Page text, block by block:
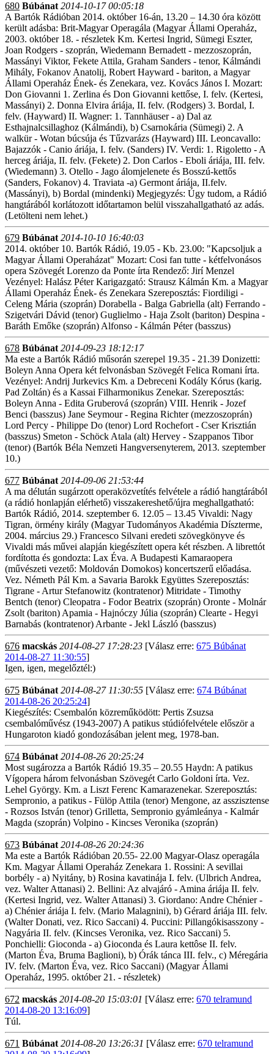
680 Búbánat 2014-10-17 00:05:18
A Bartók Rádióban 2014. október 16-án, 13.20 – 14.30 óra között
került adásba: Brit-Magyar Operagála (Magyar Állami Operaház,
2003. október 18. - részletek Km. Kertesi Ingrid, Sümegi Eszter,
Joan Rodgers - szoprán, Wiedemann Bernadett - mezzoszoprán,
Massányi Viktor, Fekete Attila, Graham Sanders - tenor, Kálmándi
Mihály, Fokanov Anatolij, Robert Hayward - bariton, a Magyar
Állami Operaház Ének- és Zenekara, vez. Kovács János I. Mozart:
Don Giovanni 1. Zerlina és Don Giovanni kettőse, I. felv. (Kertesi,
Massányi) 2. Donna Elvira áriája, II. felv. (Rodgers) 3. Bordal, I.
felv. (Hayward) II. Wagner: 1. Tannhäuser - a) Dal az
Esthajnalcsillaghoz (Kálmándi), b) Csarnokária (Sümegi) 2. A
walkür - Wotan búcsúja és Tűzvarázs (Hayward) III. Leoncavallo:
Bajazzók - Canio áriája, I. felv. (Sanders) IV. Verdi: 1. Rigoletto - A
herceg áriája, II. felv. (Fekete) 2. Don Carlos - Eboli áriája, III. felv.
(Wiedemann) 3. Otello - Jago álomjelenete és Bosszú-kettős
(Sanders, Fokanov) 4. Traviata -a) Germont áriája, II.felv.
(Massányi), b) Bordal (mindenki) Megjegyzés: Úgy tudom, a Rádió
hangtárából korlátozott időtartamon belül visszahallgatható az adás.
(Letölteni nem lehet.)
679 Búbánat 2014-10-10 16:40:03
2014. október 10. Bartók Rádió, 19.05 - Kb. 23.00: "Kapcsoljuk a
Magyar Állami Operaházat" Mozart: Cosi fan tutte - kétfelvonásos
opera Szövegét Lorenzo da Ponte írta Rendező: Jirí Menzel
Vezényel: Halász Péter Karigazgató: Strausz Kálmán Km. a Magyar
Állami Operaház Ének- és Zenekara Szereposztás: Fiordiligi -
Celeng Mária (szoprán) Dorabella - Balga Gabriella (alt) Ferrando -
Szigetvári Dávid (tenor) Guglielmo - Haja Zsolt (bariton) Despina -
Baráth Emőke (szoprán) Alfonso - Kálmán Péter (basszus)
678 Búbánat 2014-09-23 18:12:17
Ma este a Bartók Rádió műsorán szerepel 19.35 - 21.39 Donizetti:
Boleyn Anna Opera két felvonásban Szövegét Felica Romani írta.
Vezényel: Andrij Jurkevics Km. a Debreceni Kodály Kórus (karig.
Pad Zoltán) és a Kassai Filharmonikus Zenekar. Szereposztás:
Boleyn Anna - Edita Gruberová (szoprán) VIII. Henrik - Jozef
Benci (basszus) Jane Seymour - Regina Richter (mezzoszoprán)
Lord Percy - Philippe Do (tenor) Lord Rochefort - Cser Krisztián
(basszus) Smeton - Schöck Atala (alt) Hervey - Szappanos Tibor
(tenor) (Bartók Béla Nemzeti Hangversenyterem, 2013. szeptember
10.)
677 Búbánat 2014-09-06 21:53:44
A ma délután sugárzott operaközvetítés felvétele a rádió hangtárából
(a rádió honlapján elérhető) visszakereshető/újra meghallgatható:
Bartók Rádió, 2014. szeptember 6. 12.05 – 13.45 Vivaldi: Nagy
Tigran, örmény király (Magyar Tudományos Akadémia Díszterme,
2004. március 29.) Francesco Silvani eredeti szövegkönyve és
Vivaldi más művei alapján kiegészített opera két részben. A librettót
fordította és gondozta: Lax Éva. A Budapesti Kamaraopera
(művészeti vezető: Moldován Domokos) koncertszerű előadása.
Vez. Németh Pál Km. a Savaria Barokk Együttes Szereposztás:
Tigrane - Artur Stefanowitz (kontratenor) Mitridate - Timothy
Bentch (tenor) Cleopatra - Fodor Beatrix (szoprán) Oronte - Molnár
Zsolt (bariton) Apamia - Hajnóczy Júlia (szoprán) Clearte - Hegyi
Barnabás (kontratenor) Arbante - Jekl László (basszus)
676 macskás 2014-08-27 17:28:23 [Válasz erre: 675 Búbánat
2014-08-27 11:30:55]
Igen, igen, megelőztél:)
675 Búbánat 2014-08-27 11:30:55 [Válasz erre: 674 Búbánat
2014-08-26 20:25:24]
Kiegészítés: Csembalón közreműködött: Pertis Zsuzsa
csembalóművész (1943-2007) A patikus stúdiófelvétele először a
Hungaroton kiadó gondozásában jelent meg, 1978-ban.
674 Búbánat 2014-08-26 20:25:24
Most sugározza a Bartók Rádió 19.35 – 20.55 Haydn: A patikus
Vígopera három felvonásban Szövegét Carlo Goldoni írta. Vez.
Lehel György. Km. a Liszt Ferenc Kamarazenekar. Szereposztás:
Sempronio, a patikus - Fülöp Attila (tenor) Mengone, az asszisztense
- Rozsos István (tenor) Grilletta, Sempronio gyámleánya - Kalmár
Magda (szoprán) Volpino - Kincses Veronika (szoprán)
673 Búbánat 2014-08-26 20:24:36
Ma este a Bartók Rádióban 20.55- 22.00 Magyar-Olasz operagála
Km. Magyar Állami Operaház Zenekara 1. Rossini: A sevillai
borbély - a) Nyitány, b) Rosina kavatinája I. felv. (Ulbrich Andrea,
vez. Walter Attanasi) 2. Bellini: Az alvajáró - Amina áriája II. felv.
(Kertesi Ingrid, vez. Walter Attanasi) 3. Giordano: Andre Chénier -
a) Chénier áriája I. felv. (Mario Malagnini), b) Gérard áriája III. felv.
(Walter Donati, vez. Rico Saccani) 4. Puccini: Pillangókisasszony -
Nagyária II. felv. (Kincses Veronika, vez. Rico Saccani) 5.
Ponchielli: Gioconda - a) Gioconda és Laura kettôse II. felv.
(Marton Éva, Bruma Baglioni), b) Órák tánca III. felv., c) Méregária
IV. felv. (Marton Éva, vez. Rico Saccani) (Magyar Állami
Operaház, 1995. október 21. - részletek)
672 macskás 2014-08-20 15:03:01 [Válasz erre: 670 telramund
2014-08-20 13:16:09]
Túl.
671 Búbánat 2014-08-20 13:26:31 [Válasz erre: 670 telramund